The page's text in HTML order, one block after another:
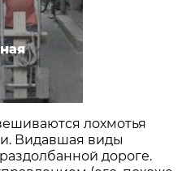
лохмотья
Видавшая виды
дороге.